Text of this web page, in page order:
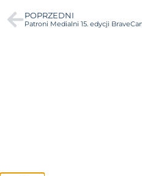
POPRZEDNI
Patroni Medialni 15. edycji